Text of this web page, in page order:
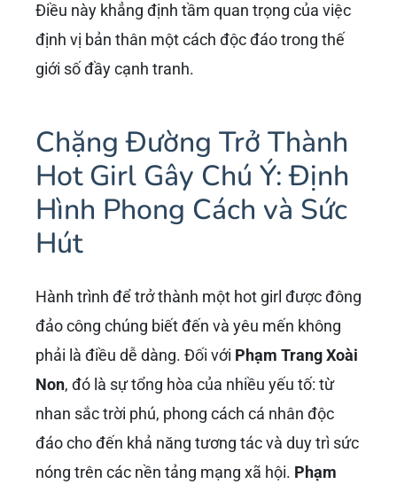
Điều này khẳng định tầm quan trọng của việc
định vị bản thân một cách độc đáo trong thế
giới số đầy cạnh tranh.
Chặng Đường Trở Thành
Hot Girl Gây Chú Ý: Định
Hình Phong Cách và Sức
Hút
Hành trình để trở thành một hot girl được đông
đảo công chúng biết đến và yêu mến không
phải là điều dễ dàng. Đối với Phạm Trang Xoài
Non, đó là sự tổng hòa của nhiều yếu tố: từ
nhan sắc trời phú, phong cách cá nhân độc
đáo cho đến khả năng tương tác và duy trì sức
nóng trên các nền tảng mạng xã hội. Phạm